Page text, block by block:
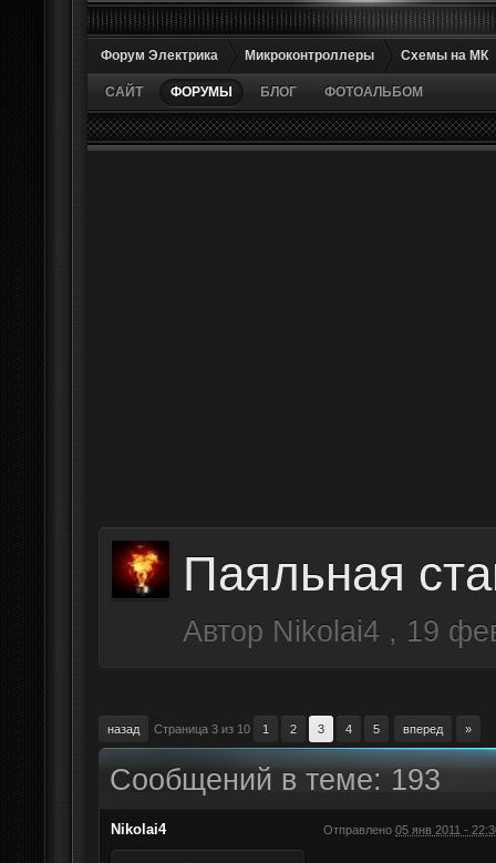
Форум Электрика Микроконтроллеры Схемы на МК
САЙТ ФОРУМЫ БЛОГ ФОТОАЛЬБОМ
Паяльная
Автор Nikolai4 , 19
назад Страница 3 из 10 1 2 3 4 5 вперед »
Сообщений в теме: 193
Nikolai4 Отправлено 05 янв 2011 -